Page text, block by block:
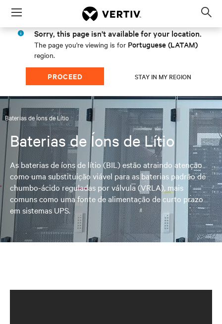
Menu
Sorry, this page isn't available for your location.
The page you're viewing is for Portuguese (LATAM)
region.
PROCEED STAY IN MY REGION
Baterias de Íons de Lítio
Baterias de Íons de Lítio
As baterias de íons de lítio (BIL) estão atraindo atenção
como uma substituição viável para as baterias padrão de
chumbo-ácido reguladas por válvula (VRLA), mais
comuns como uma fonte de alimentação de curto prazo
em sistemas UPS.